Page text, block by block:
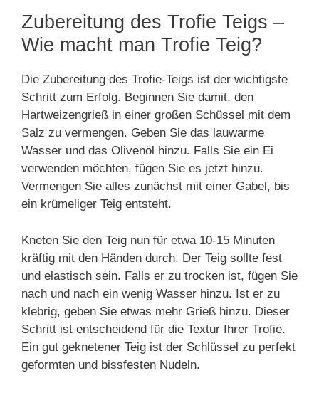
Zubereitung des Trofie Teigs –
Wie macht man Trofie Teig?
Die Zubereitung des Trofie-Teigs ist der wichtigste
Schritt zum Erfolg. Beginnen Sie damit, den
Hartweizengrieß in einer großen Schüssel mit dem
Salz zu vermengen. Geben Sie das lauwarme
Wasser und das Olivenöl hinzu. Falls Sie ein Ei
verwenden möchten, fügen Sie es jetzt hinzu.
Vermengen Sie alles zunächst mit einer Gabel, bis
ein krümeliger Teig entsteht.
Kneten Sie den Teig nun für etwa 10-15 Minuten
kräftig mit den Händen durch. Der Teig sollte fest
und elastisch sein. Falls er zu trocken ist, fügen Sie
nach und nach ein wenig Wasser hinzu. Ist er zu
klebrig, geben Sie etwas mehr Grieß hinzu. Dieser
Schritt ist entscheidend für die Textur Ihrer Trofie.
Ein gut geknetener Teig ist der Schlüssel zu perfekt
geformten und bissfesten Nudeln.